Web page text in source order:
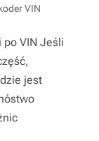
VIN
po VIN Jeśli
jest